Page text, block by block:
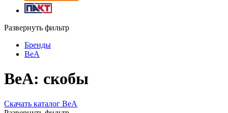
Развернуть фильтр
Бренды
BeA
BeA: скобы
Скачать каталог BeA